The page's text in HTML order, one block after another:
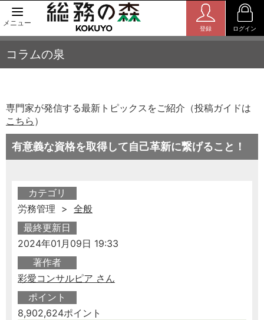
メニュー
登録 ログイン
コラムの泉
専門家が発信する最新トピックスをご紹介（投稿ガイドは
こちら ）
有意義な資格を取得して自己革新に繋げること！
カテゴリ
労務管理 > 全般
最終更新日
2024年01月09日 19:33
著作者
彩愛コンサルピア さん
ポイント
8,902,624ポイント